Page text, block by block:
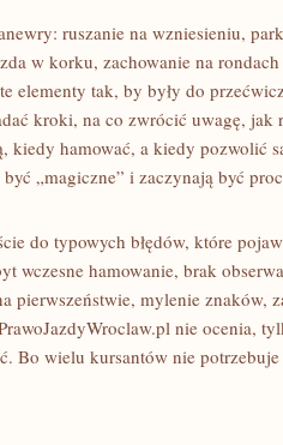
ruszanie na wzniesieniu,
w korku, zachowanie na
elementy tak, by były do
kroki, na co zwrócić uwagę,
kiedy hamować, a kiedy pozwolić
„magiczne” i zaczynają być
do typowych błędów, które
wczesne hamowanie, brak
pierwszeństwie, mylenie znaków,
nie ocenia,
Bo wielu kursantów nie